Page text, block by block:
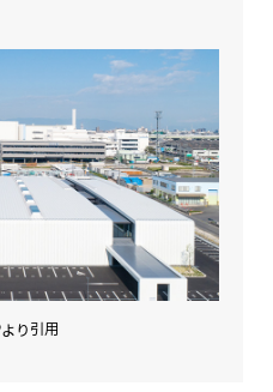
り引用